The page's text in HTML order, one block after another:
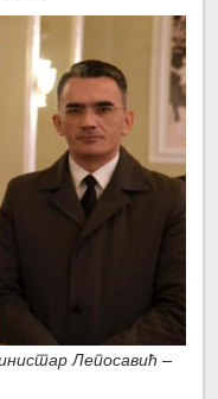
Лепосавић –